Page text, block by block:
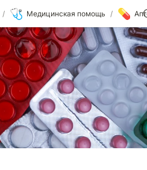
/ 🩺 Медицинская помощь / 💊